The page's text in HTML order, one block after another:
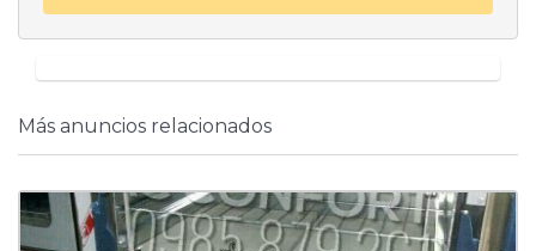
Más anuncios relacionados